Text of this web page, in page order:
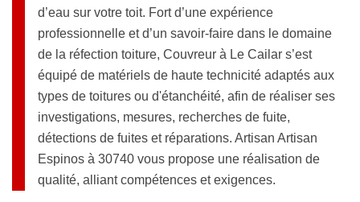
d’eau sur votre toit. Fort d’une expérience
professionnelle et d’un savoir-faire dans le domaine
de la réfection toiture, Couvreur à Le Cailar s’est
équipé de matériels de haute technicité adaptés aux
types de toitures ou d'étanchéité, afin de réaliser ses
investigations, mesures, recherches de fuite,
détections de fuites et réparations. Artisan Artisan
Espinos à 30740 vous propose une réalisation de
qualité, alliant compétences et exigences.